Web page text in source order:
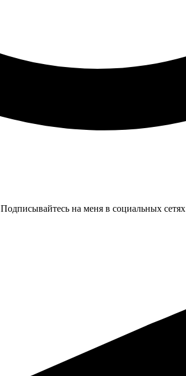
Подписывайтесь на меня в социальных сетях